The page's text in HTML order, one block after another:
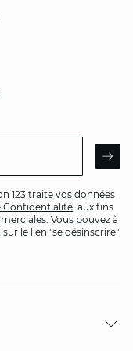
123 traite vos données
Confidentialité, aux fins
Vous pouvez à
le lien "se désinscrire"